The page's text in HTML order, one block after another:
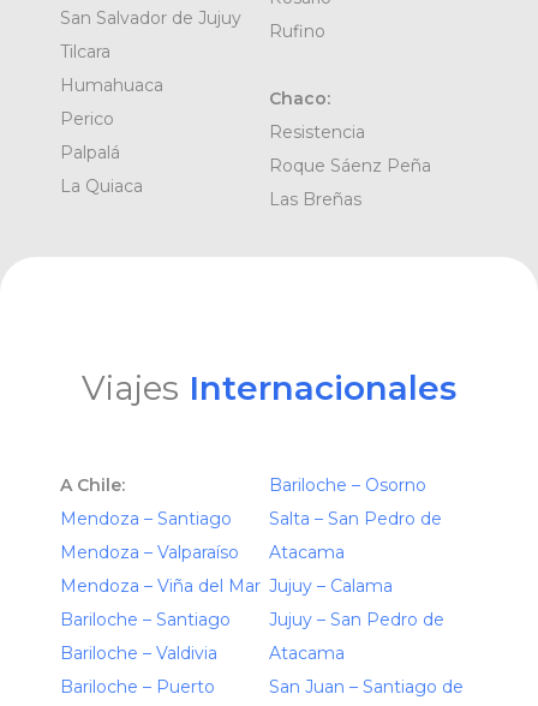
San Salvador de Jujuy
Tilcara
Humahuaca
Perico
Palpalá
La Quiaca
Rufino
Chaco:
Resistencia
Roque Sáenz Peña
Las Breñas
Viajes Internacionales
A Chile:
Mendoza – Santiago
Mendoza – Valparaíso
Mendoza – Viña del Mar
Bariloche – Santiago
Bariloche – Valdivia
Bariloche – Puerto
Bariloche – Osorno
Salta – San Pedro de
Atacama
Jujuy – Calama
Jujuy – San Pedro de
Atacama
San Juan – Santiago de